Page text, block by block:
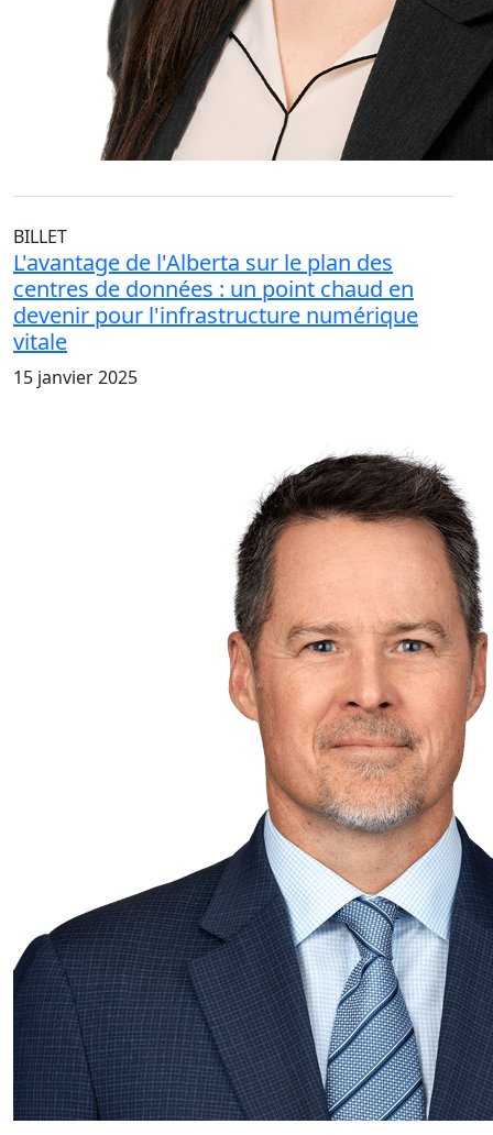
BILLET
L'avantage de l'Alberta sur le plan des
centres de données : un point chaud en
devenir pour l'infrastructure numérique
vitale
15 janvier 2025